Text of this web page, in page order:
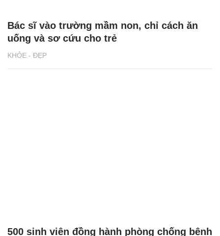
KHỎE - ĐẸP
Bác sĩ vào trường mầm non, chỉ cách ăn
uống và sơ cứu cho trẻ
500 sinh viên đồng hành phòng chống bệnh